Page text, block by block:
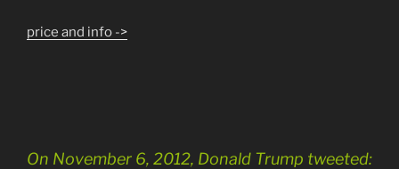
price and info ->
On November 6, 2012, Donald Trump tweeted: